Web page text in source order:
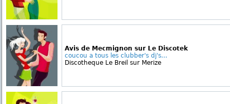
Avis de Mecmignon sur Le Discotek
coucou a tous les clubber's dj's...
Discotheque Le Breil sur Merize